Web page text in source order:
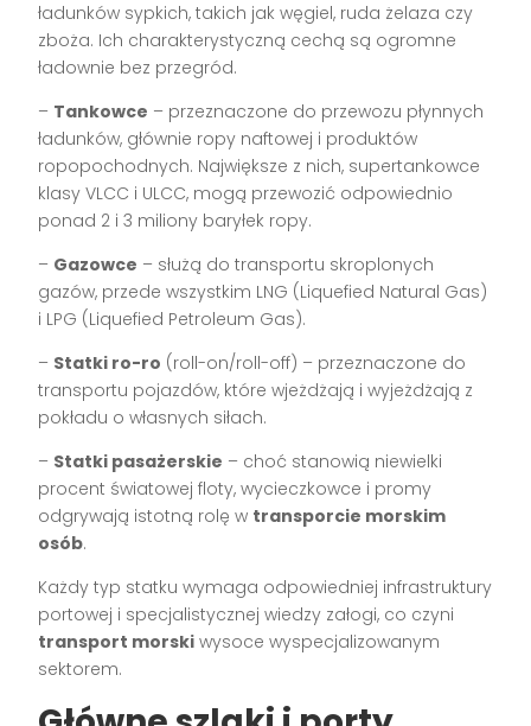
ładunków sypkich, takich jak węgiel, ruda żelaza czy
zboża. Ich charakterystyczną cechą są ogromne
ładownie bez przegród.
– Tankowce – przeznaczone do przewozu płynnych
ładunków, głównie ropy naftowej i produktów
ropopochodnych. Największe z nich, supertankowce
klasy VLCC i ULCC, mogą przewozić odpowiednio
ponad 2 i 3 miliony baryłek ropy.
– Gazowce – służą do transportu skroplonych
gazów, przede wszystkim LNG (Liquefied Natural Gas)
i LPG (Liquefied Petroleum Gas).
– Statki ro-ro (roll-on/roll-off) – przeznaczone do
transportu pojazdów, które wjeżdżają i wyjeżdżają z
pokładu o własnych siłach.
– Statki pasażerskie – choć stanowią niewielki
procent światowej floty, wycieczkowce i promy
odgrywają istotną rolę w transporcie morskim
osób.
Każdy typ statku wymaga odpowiedniej infrastruktury
portowej i specjalistycznej wiedzy załogi, co czyni
transport morski wysoce wyspecjalizowanym
sektorem.